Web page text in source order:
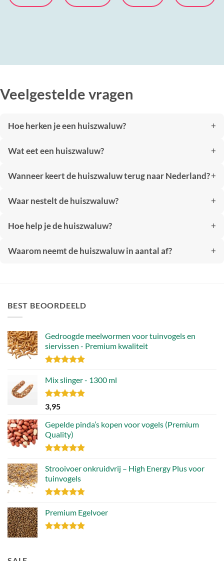
Veelgestelde vragen
Hoe herken je een huiszwaluw?
Wat eet een huiszwaluw?
Wanneer keert de huiszwaluw terug naar Nederland?
Waar nestelt de huiszwaluw?
Hoe help je de huiszwaluw?
Waarom neemt de huiszwaluw in aantal af?
BEST BEOORDEELD
Gedroogde meelwormen voor tuinvogels en
siervissen - Premium kwaliteit
4.88uit 5
Mix slinger - 1300 ml
Gewaardeerd
4.79
3,95
Gepelde pinda’s kopen voor vogels (Premium
Quality)
4.89uit 5
Strooivoer onkruidvrij – High Energy Plus voor
tuinvogels
4.77uit 5
Premium Egelvoer